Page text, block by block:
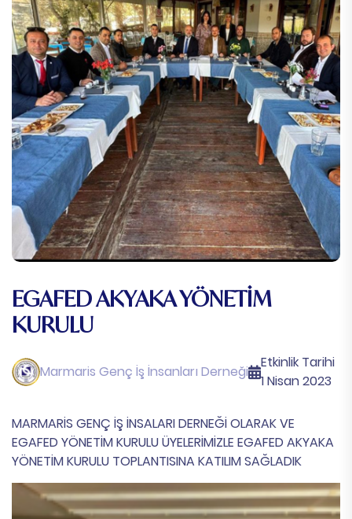
EGAFED AKYAKA YÖNETİM
KURULU
Marmaris Genç İş İnsanları Derneği
Etkinlik Tarihi
1 Nisan 2023
MARMARİS GENÇ İŞ İNSALARI DERNEĞİ OLARAK VE
EGAFED YÖNETİM KURULU ÜYELERİMİZLE EGAFED AKYAKA
YÖNETİM KURULU TOPLANTISINA KATILIM SAĞLADIK